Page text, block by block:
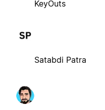
KeyOuts
Satabdi Patra